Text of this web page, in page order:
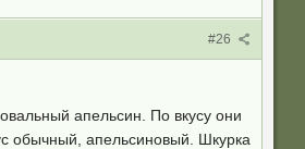
#26
апельсин. По вкусу они
обычный, апельсиновый. Шкурка